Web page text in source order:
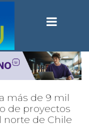
más de 9 mil
de proyectos
norte de Chile